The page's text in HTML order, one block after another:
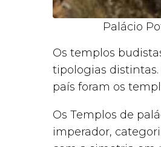
Palácio
Os templos
tipologias
país foram os
Os Templos de
imperador,